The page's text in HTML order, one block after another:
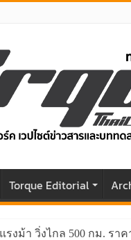
Torque Editorial
รงม้า วิ่งไกล 500 กม. รา
ฉมหน้าใหม่หล่อกว่าเดิม